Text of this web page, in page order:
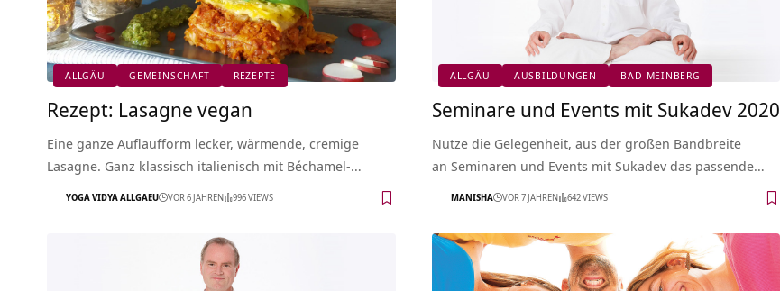
ALLGÄU GEMEINSCHAFT REZEPTE
Rezept: Lasagne vegan
Eine ganze Auflaufform lecker, wärmende, cremige
Lasagne. Ganz klassisch italienisch mit Béchamel-…
YOGA VIDYA ALLGAEU VOR 6 JAHREN 996 VIEWS
ALLGÄU AUSBILDUNGEN BAD MEINBERG
Seminare und Events mit Sukadev 2020
Nutze die Gelegenheit, aus der großen Bandbreite
an Seminaren und Events mit Sukadev das passende…
MANISHA VOR 7 JAHREN 642 VIEWS